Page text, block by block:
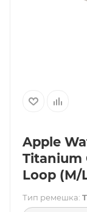
Apple
Titanium
Loop (M/
Тип ремешка: